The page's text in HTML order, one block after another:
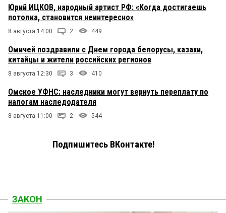
Юрий ИЦКОВ, народный артист РФ: «Когда достигаешь
потолка, становится неинтересно»
8 августа 14:00 2 449
Омичей поздравили с Днем города белорусы, казахи,
китайцы и жители российских регионов
8 августа 12:30 3 410
Омское УФНС: наследники могут вернуть переплату по
налогам наследодателя
8 августа 11:00 2 544
Подпишитесь ВКонтакте!
ЗАКОН